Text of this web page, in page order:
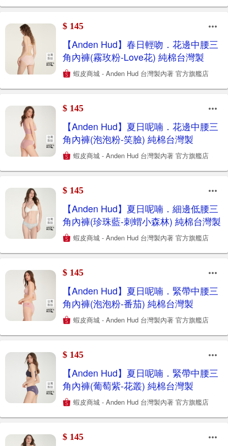
$ 145
【Anden Hud】春日輕吻．花邊中腰三
角內褲(霧玫粉-Love花) 純棉台灣製
蝦皮商城 - Anden Hud 台灣製內著 官方旗艦店
$ 145
【Anden Hud】夏日呢喃．花邊中腰三
角內褲(泡泡粉-笑臉) 純棉台灣製
蝦皮商城 - Anden Hud 台灣製內著 官方旗艦店
$ 145
【Anden Hud】夏日呢喃．細邊低腰三
角內褲(珍珠藍-刺蝟小森林) 純棉台灣製
蝦皮商城 - Anden Hud 台灣製內著 官方旗艦店
$ 145
【Anden Hud】夏日呢喃．緊帶中腰三
角內褲(泡泡粉-番茄) 純棉台灣製
蝦皮商城 - Anden Hud 台灣製內著 官方旗艦店
$ 145
【Anden Hud】夏日呢喃．緊帶中腰三
角內褲(葡萄紫-花叢) 純棉台灣製
蝦皮商城 - Anden Hud 台灣製內著 官方旗艦店
$ 145